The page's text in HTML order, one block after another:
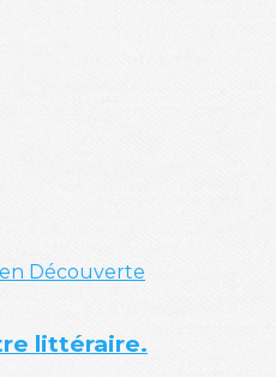
Découverte
littéraire.